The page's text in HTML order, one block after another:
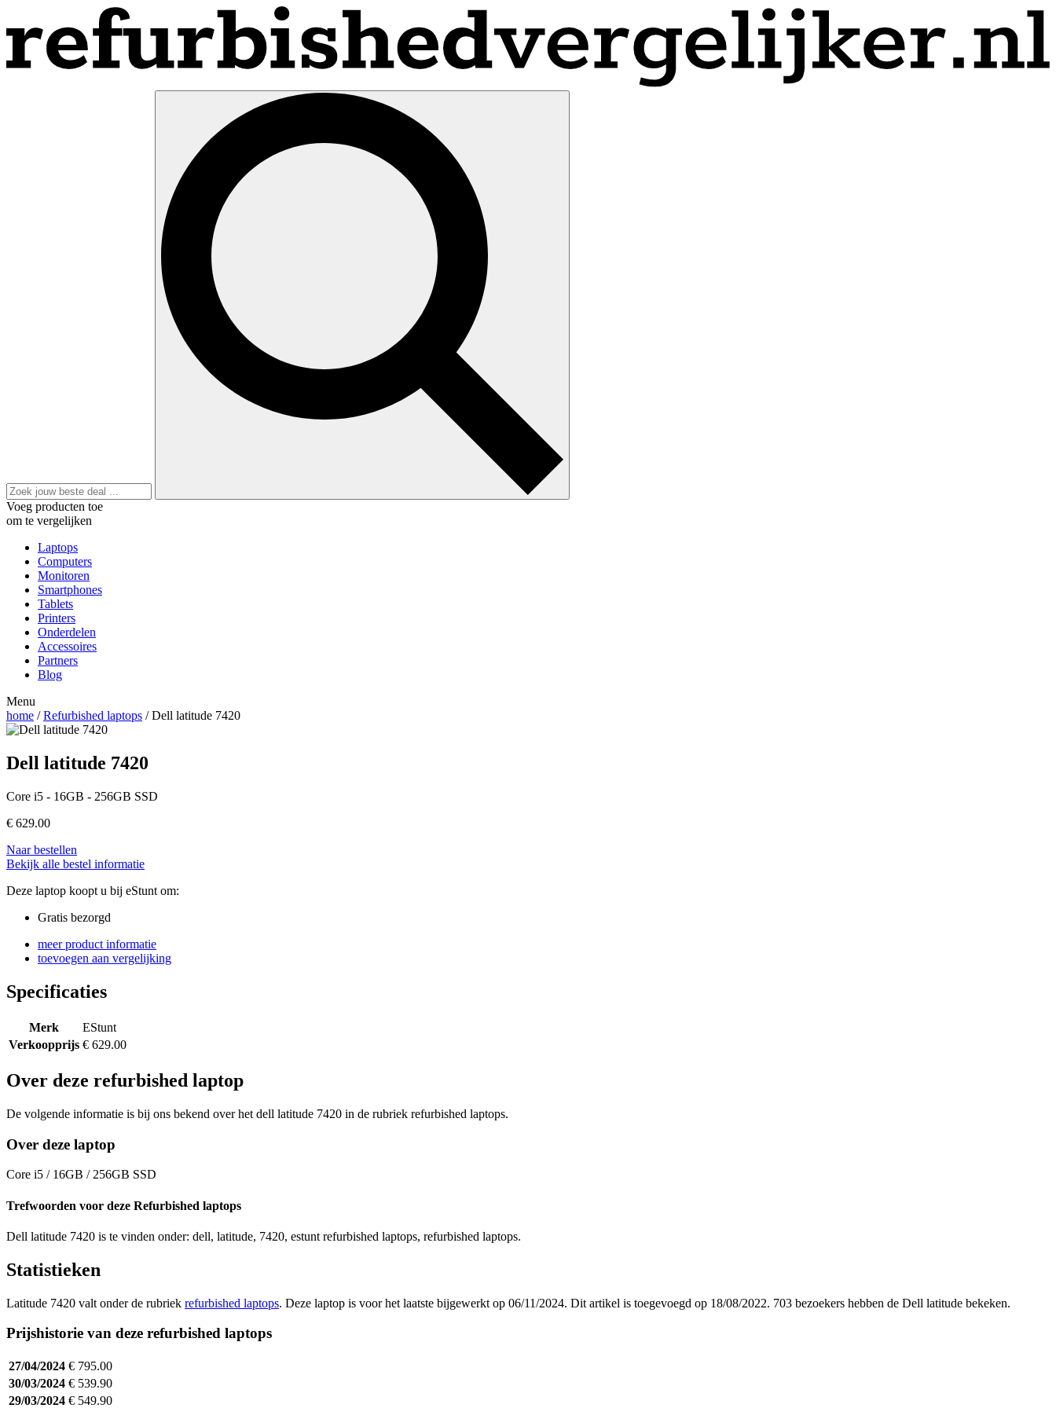
Voeg producten toe
om te vergelijken
Laptops
Computers
Monitoren
Smartphones
Tablets
Printers
Onderdelen
Accessoires
Partners
Blog
Menu
home /Refurbished laptops / Dell latitude 7420
Dell latitude 7420
Core i5 - 16GB - 256GB SSD
€ 629.00
Naar bestellen
Bekijk alle bestel informatie
Deze laptop koopt u bij eStunt om:
Gratis bezorgd
meer product informatie
toevoegen aan vergelijking
Specificaties
Merk
EStunt
Verkoopprijs € 629.00
Over deze refurbished laptop
De volgende informatie is bij ons bekend over het dell latitude 7420 in de rubriek refurbished laptops.
Over deze laptop
Core i5 / 16GB / 256GB SSD
Trefwoorden voor deze Refurbished laptops
Dell latitude 7420 is te vinden onder: dell, latitude, 7420, estunt refurbished laptops, refurbished laptops.
Statistieken
Latitude 7420 valt onder de rubriek refurbished laptops. Deze laptop is voor het laatste bijgewerkt op 06/11/2024. Dit artikel is toegevoegd op 18/08/2022. 703 bezoekers hebben de Dell latitude bekeken.
Prijshistorie van deze refurbished laptops
27/04/2024 € 795.00
30/03/2024 € 539.90
29/03/2024 € 549.90